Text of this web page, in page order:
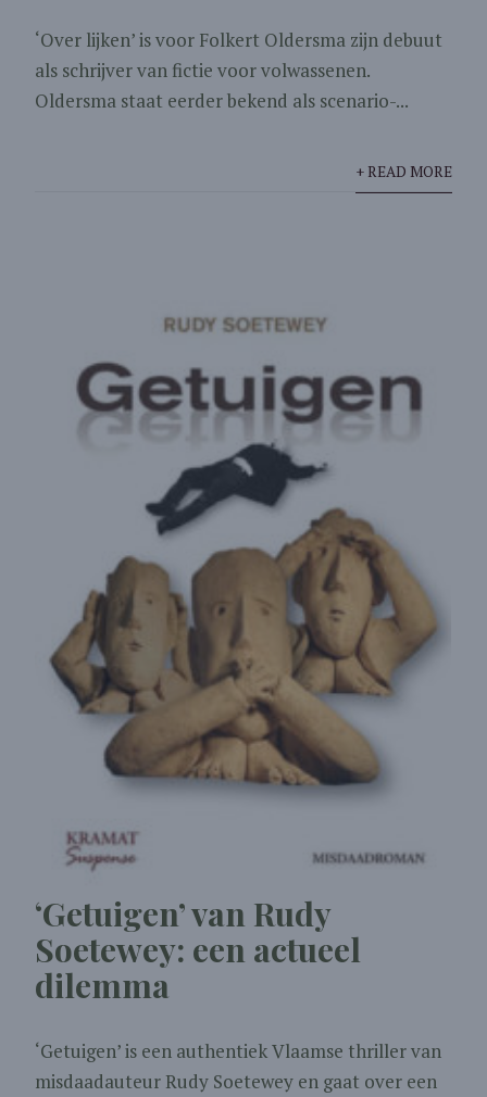
‘Over lijken’ is voor Folkert Oldersma zijn debuut
als schrijver van fictie voor volwassenen.
Oldersma staat eerder bekend als scenario-...
+ READ MORE
‘Getuigen’ van Rudy
Soetewey: een actueel
dilemma
‘Getuigen’ is een authentiek Vlaamse thriller van
misdaadauteur Rudy Soetewey en gaat over een